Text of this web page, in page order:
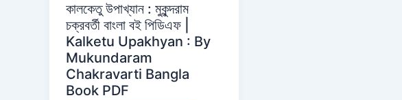
কালকেতু উপাখ্যান : মুকুন্দরাম
চক্রবর্তী বাংলা বই পিডিএফ |
Kalketu Upakhyan : By
Mukundaram
Chakravarti Bangla
Book PDF